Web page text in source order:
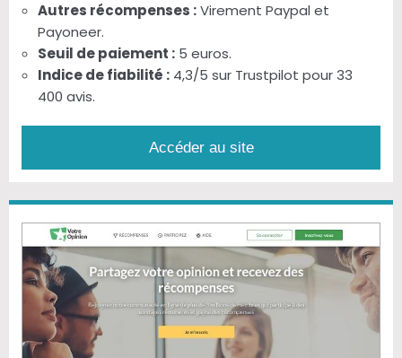
Autres récompenses :Virement Paypal et
Payoneer.
Seuil de paiement : 5 euros.
Indice de fiabilité : 4,3/5 sur Trustpilot pour 33
400 avis.
Accéder au site